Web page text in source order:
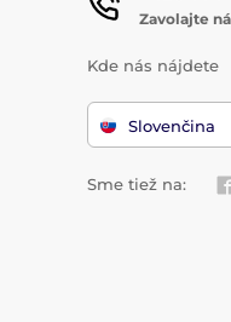
Zavolajte
Kde nás nájdete
Slovenčina
Sme tiež na: